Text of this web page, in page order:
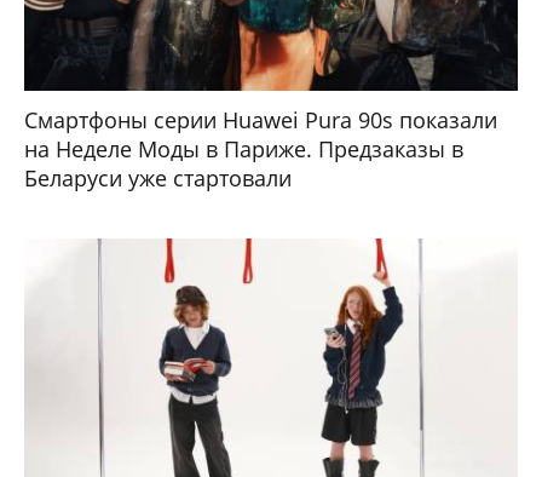
Смартфоны серии Huawei Pura 90s показали
на Неделе Моды в Париже. Предзаказы в
Беларуси уже стартовали